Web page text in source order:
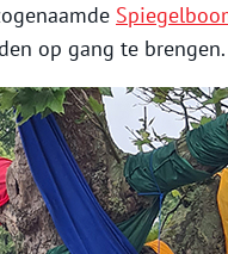
op gang te